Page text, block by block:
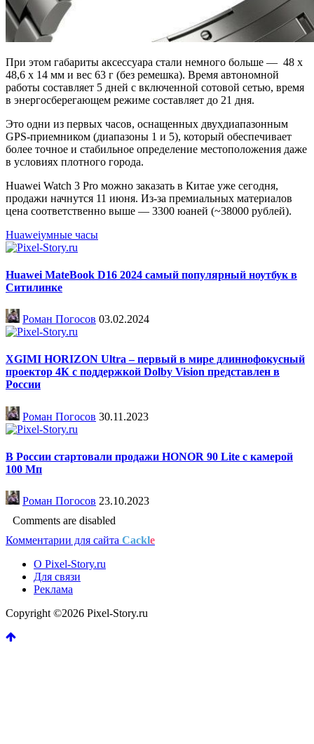
При этом габариты аксессуара стали немного больше — 48 x
48,6 x 14 мм и вес 63 г (без ремешка). Время автономной
работы составляет 5 дней с включенной сотовой сетью, время
в энергосберегающем режиме составляет до 21 дня.
Это одни из первых часов, оснащенных двухдиапазонным
GPS-приемником (диапазоны 1 и 5), который обеспечивает
более точное и стабильное определение местоположения даже
в условиях плотного города.
Huawei Watch 3 Pro можно заказать в Китае уже сегодня,
продажи начнутся 11 июня. Из-за премиальных материалов
цена соответственно выше — 3300 юаней (~38000 рублей).
Huaweiумные часы
Huawei MateBook D16 2024 самый популярный ноутбук в
Ситилинке
Роман Погосов 03.02.2024
XGIMI HORIZON Ultra – первый в мире длиннофокусный
проектор 4К с поддержкой Dolby Vision представлен в
России
Роман Погосов 30.11.2023
В России стартовали продажи HONOR 90 Lite с камерой
100 Мп
Роман Погосов 23.10.2023
Comments are disabled
Комментарии для сайта Cackle
О Pixel-Story.ru
Для связи
Реклама
Copyright ©2026 Pixel-Story.ru